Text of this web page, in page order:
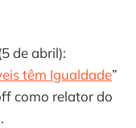
de abril):
têm Igualdade”
como relator do